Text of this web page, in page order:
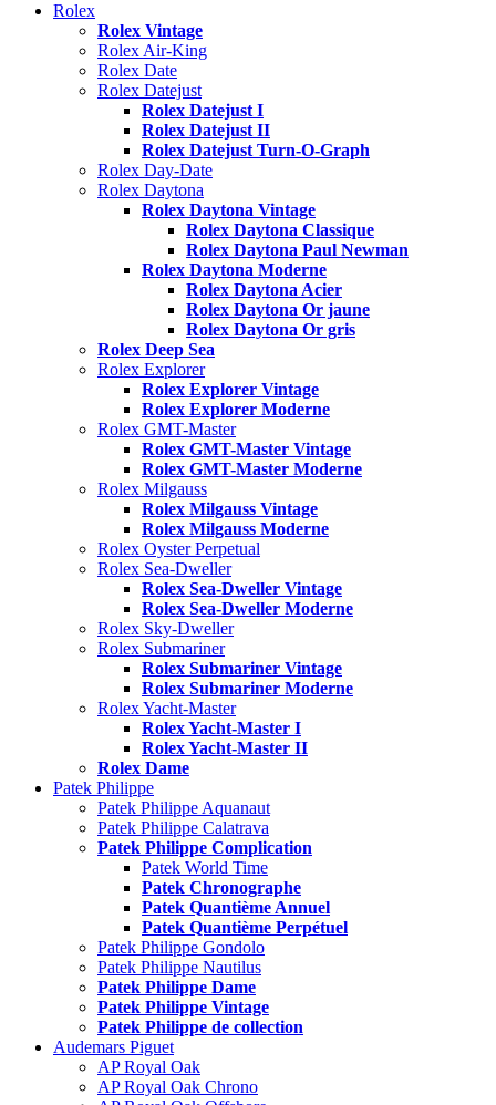
Rolex
Rolex Vintage
Rolex Air-King
Rolex Date
Rolex Datejust
Rolex Datejust I
Rolex Datejust II
Rolex Datejust Turn-O-Graph
Rolex Day-Date
Rolex Daytona
Rolex Daytona Vintage
Rolex Daytona Classique
Rolex Daytona Paul Newman
Rolex Daytona Moderne
Rolex Daytona Acier
Rolex Daytona Or jaune
Rolex Daytona Or gris
Rolex Deep Sea
Rolex Explorer
Rolex Explorer Vintage
Rolex Explorer Moderne
Rolex GMT-Master
Rolex GMT-Master Vintage
Rolex GMT-Master Moderne
Rolex Milgauss
Rolex Milgauss Vintage
Rolex Milgauss Moderne
Rolex Oyster Perpetual
Rolex Sea-Dweller
Rolex Sea-Dweller Vintage
Rolex Sea-Dweller Moderne
Rolex Sky-Dweller
Rolex Submariner
Rolex Submariner Vintage
Rolex Submariner Moderne
Rolex Yacht-Master
Rolex Yacht-Master I
Rolex Yacht-Master II
Rolex Dame
Patek Philippe
Patek Philippe Aquanaut
Patek Philippe Calatrava
Patek Philippe Complication
Patek World Time
Patek Chronographe
Patek Quantième Annuel
Patek Quantième Perpétuel
Patek Philippe Gondolo
Patek Philippe Nautilus
Patek Philippe Dame
Patek Philippe Vintage
Patek Philippe de collection
Audemars Piguet
AP Royal Oak
AP Royal Oak Chrono